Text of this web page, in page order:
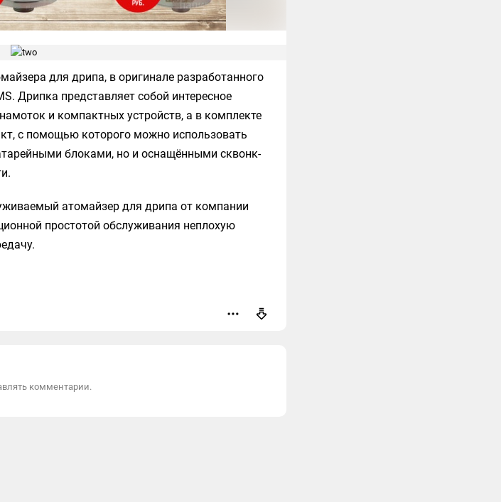
для дрипа, в оригинале разработанного
Дрипка представляет собой интересное
и компактных устройств, а в комплекте
с помощью которого можно использовать
блоками, но и оснащёнными сквонк-
атомайзер для дрипа от компании
простотой обслуживания неплохую
комментарии.